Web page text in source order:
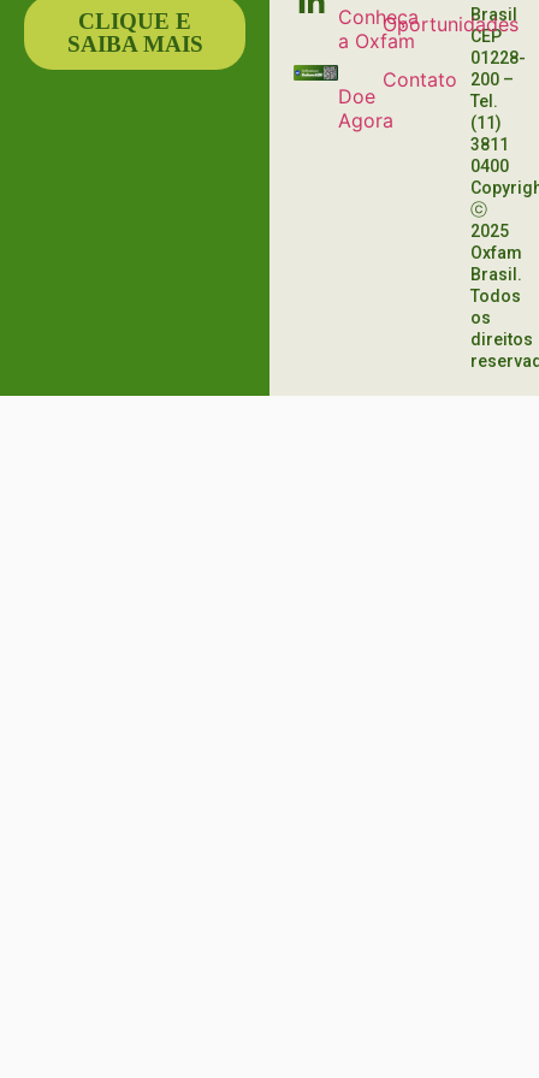
Conheça
a Oxfam
Doe
Agora
Oportunidades
Contato
Brasil
CEP
01228-
200 –
Tel.
(11)
3811
0400
ⓒ
2025
Oxfam
Brasil.
Todos
os
direitos
CLIQUE E
SAIBA MAIS